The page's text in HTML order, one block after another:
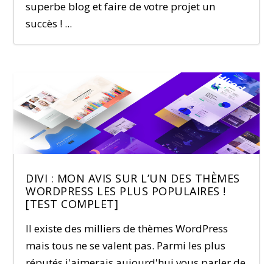
superbe blog et faire de votre projet un
succès ! ...
DIVI : MON AVIS SUR L’UN DES THÈMES
WORDPRESS LES PLUS POPULAIRES !
[TEST COMPLET]
Il existe des milliers de thèmes WordPress
mais tous ne se valent pas. Parmi les plus